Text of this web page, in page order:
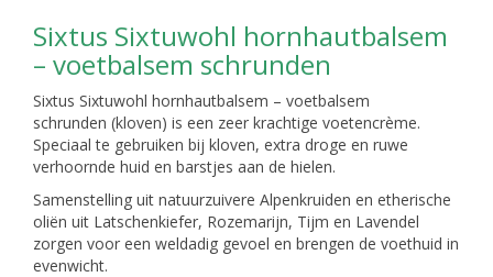
Sixtus Sixtuwohl hornhautbalsem
– voetbalsem schrunden
Sixtus Sixtuwohl hornhautbalsem – voetbalsem
schrunden (kloven) is een zeer krachtige voetencrème.
Speciaal te gebruiken bij kloven, extra droge en ruwe
verhoornde huid en barstjes aan de hielen.
Samenstelling uit natuurzuivere Alpenkruiden en etherische
oliën uit Latschenkiefer, Rozemarijn, Tijm en Lavendel
zorgen voor een weldadig gevoel en brengen de voethuid in
evenwicht.